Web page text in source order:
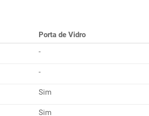
Porta de Vidro
-
-
Sim
Sim